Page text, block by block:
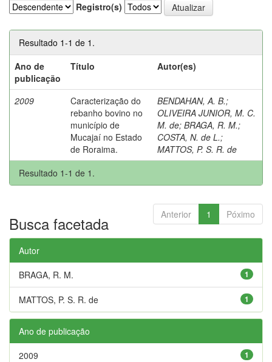
Registro(s)
Resultado 1-1 de 1.
Ano de
publicação
Título Autor(es)
2009
Caracterização do
rebanho bovino no
município de
Mucajaí no Estado
de Roraima.
BENDAHAN, A. B.;
OLIVEIRA JUNIOR, M. C.
M. de; BRAGA, R. M.;
COSTA, N. de L.;
MATTOS, P. S. R. de
Resultado 1-1 de 1.
Anterior 1 Póximo
Busca facetada
Autor
1
BRAGA, R. M.
1
MATTOS, P. S. R. de
Ano de publicação
1
2009